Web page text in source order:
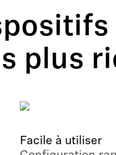
plus
Facile à utiliser